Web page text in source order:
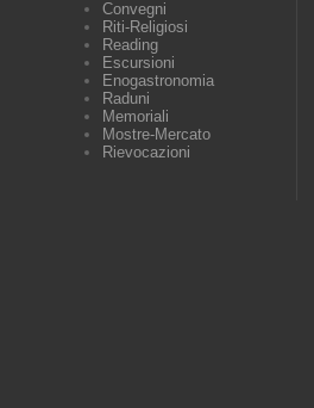
Convegni
Riti-Religiosi
Reading
Escursioni
Enogastronomia
Raduni
Memoriali
Mostre-Mercato
Rievocazioni